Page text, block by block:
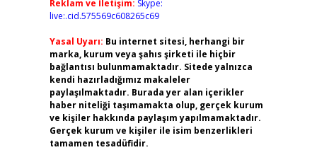
Reklam ve İletişim: Skype:
live:.cid.575569c608265c69
Yasal Uyarı: Bu internet sitesi, herhangi bir
marka, kurum veya şahıs şirketi ile hiçbir
bağlantısı bulunmamaktadır. Sitede yalnızca
kendi hazırladığımız makaleler
paylaşılmaktadır. Burada yer alan içerikler
haber niteliği taşımamakta olup, gerçek kurum
ve kişiler hakkında paylaşım yapılmamaktadır.
Gerçek kurum ve kişiler ile isim benzerlikleri
tamamen tesadüfidir.